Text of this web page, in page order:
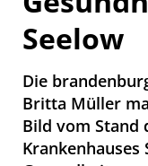
Seelow
Die
Britta Müller
Bild vom Stand
Krankenhauses